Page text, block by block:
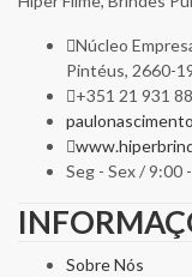
Núcleo
Pintéus, 2660-
+351 21 931
Seg - Sex / 9:00
Sobre Nós